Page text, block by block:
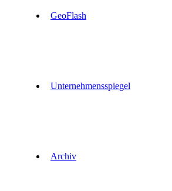
GeoFlash
Unternehmensspiegel
Archiv